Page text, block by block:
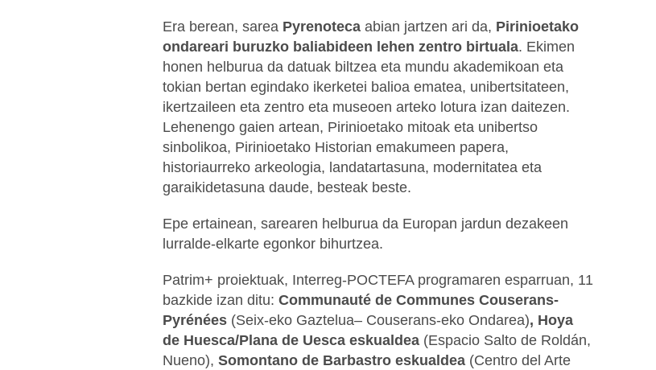
Era berean, sarea Pyrenoteca abian jartzen ari da, Pirinioetako
ondareari buruzko baliabideen lehen zentro birtuala. Ekimen
honen helburua da datuak biltzea eta mundu akademikoan eta
tokian bertan egindako ikerketei balioa ematea, unibertsitateen,
ikertzaileen eta zentro eta museoen arteko lotura izan daitezen.
Lehenengo gaien artean, Pirinioetako mitoak eta unibertso
sinbolikoa, Pirinioetako Historian emakumeen papera,
historiaurreko arkeologia, landatartasuna, modernitatea eta
garaikidetasuna daude, besteak beste.
Epe ertainean, sarearen helburua da Europan jardun dezakeen
lurralde-elkarte egonkor bihurtzea.
Patrim+ proiektuak, Interreg-POCTEFA programaren esparruan, 11
bazkide izan ditu: Communauté de Communes Couserans-
Pyrénées (Seix-eko Gaztelua– Couserans-eko Ondarea), Hoya
de Huesca/Plana de Uesca eskualdea (Espacio Salto de Roldán,
Nueno), Somontano de Barbastro eskualdea (Centro del Arte